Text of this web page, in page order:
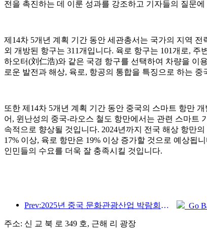
전을 촉진하는 데 이룬 성과를 강조하고 기자들의 질문에
제14차 5개년 계획 기간 동안 세관총서는 국가의 지역
외 개방된 항구는 311개입니다. 육로 항구는 101개로,
하오터(刘仁浩)와 같은 국경 항구를 선택하여 차량을 이
로운 발전과 해상, 육로, 항공의 통합을 특징으로 하는
또한 제14차 5개년 계획 기간 동안 중국의 스마트 항만
어, 윈난성의 중국-라오스 철도 항만에서는 관련 스마트
속적으로 향상될 것입니다. 2024년까지 전국 해상 항만
17% 이상, 육로 항만은 19% 이상 증가할 것으로 예상됩
인민들의 수요를 더욱 잘 충족시킬 것입니다.
Prev:2025년 중국 문화관광산업 박람회는 9월 12일부터 14일까지 우한에서 개최됩니다. Go
주소: 신 교 북 로 349 호, 근해 리 광장